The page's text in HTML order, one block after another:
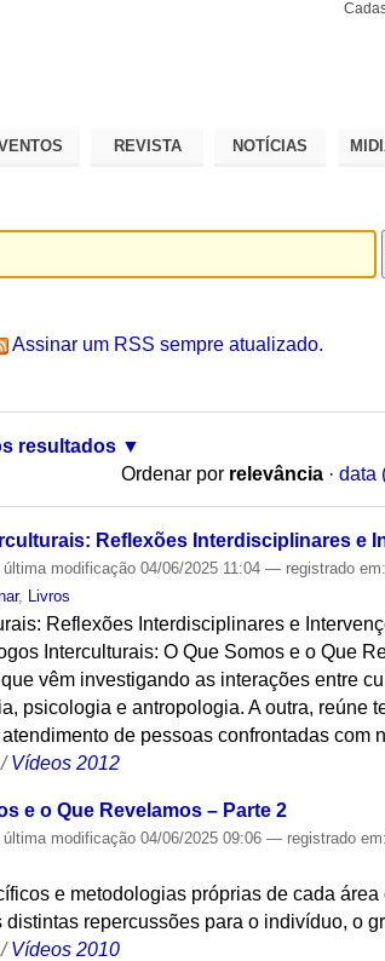
REVISTA NOTÍCIAS
Assinar um RSS sempre atualizado.
resultados
Ordenar por relevância · data
Reflexões Interdisciplinares e
última modificação 04/06/2025 11:04— registrado
, Livros
Reflexões Interdisciplinares e
Interculturais: O Que Somos e o Que
vêm investigando as interações entre
psicologia e antropologia. A outra, reúne
de pessoas confrontadas com
/Vídeos 2012
e o Que Revelamos – Parte 2
última modificação 04/06/2025 09:06— registrado
e metodologias próprias de cada
repercussões para o indivíduo, o
/Vídeos 2010